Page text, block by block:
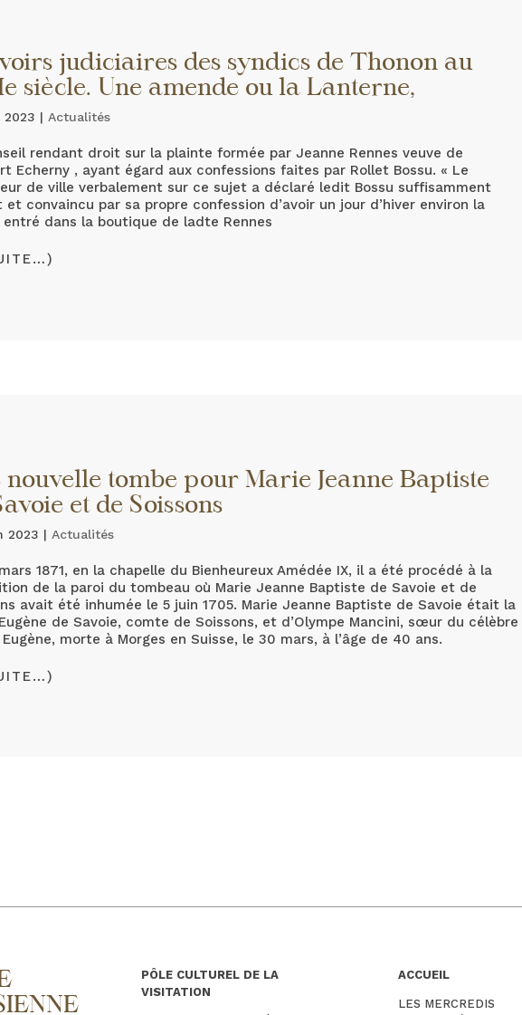
judiciaires des syndics de Thonon au
siècle. Une amende ou la Lanterne,
| Actualités
rendant droit sur la plainte formée par Jeanne Rennes veuve de
Echerny , ayant égard aux confessions faites par Rollet Bossu. « Le
de ville verbalement sur ce sujet a déclaré ledit Bossu suffisamment
convaincu par sa propre confession d’avoir un jour d’hiver environ la
dans la boutique de ladte Rennes
nouvelle tombe pour Marie Jeanne Baptiste
et de Soissons
2023 | Actualités
1871, en la chapelle du Bienheureux Amédée IX, il a été procédé à la
de la paroi du tombeau où Marie Jeanne Baptiste de Savoie et de
avait été inhumée le 5 juin 1705. Marie Jeanne Baptiste de Savoie était la
de Savoie, comte de Soissons, et d’Olympe Mancini, sœur du célèbre
morte à Morges en Suisse, le 30 mars, à l’âge de 40 ans.
PÔLE CULTUREL DE LA
VISITATION
ACCUEIL
LES MERCREDIS